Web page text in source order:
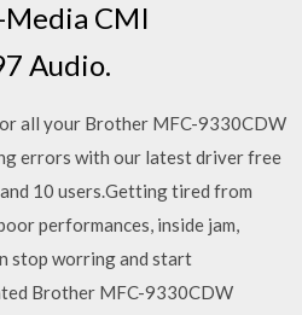
Media CMI
Audio.
all your Brother MFC-9330CDW
errors with our latest driver free
10 users.Getting tired from
performances, inside jam,
stop worring and start
Brother MFC-9330CDW